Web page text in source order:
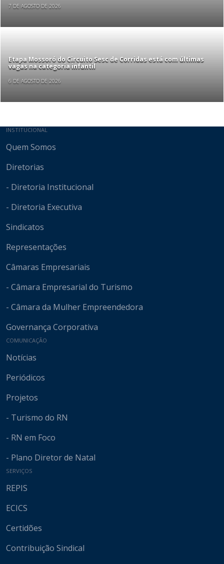
7 DE AGOSTO DE 2026
Etapa Mossoró do Circuito Sesc de Corridas está com últimas
vagas na categoria infantil
6 DE AGOSTO DE 2026
Mapa do site
INSTITUCIONAL
Quem Somos
Diretorias
- Diretoria Institucional
- Diretoria Executiva
Sindicatos
Representações
Câmaras Empresariais
- Câmara Empresarial do Turismo
- Câmara da Mulher Empreendedora
Governança Corporativa
COMUNICAÇÃO
Notícias
Periódicos
Projetos
- Turismo do RN
- RN em Foco
- Plano Diretor de Natal
SERVIÇOS
REPIS
ECICS
Certidões
Contribuição Sindical